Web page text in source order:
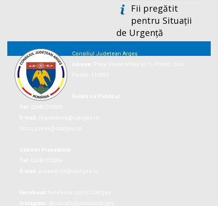
Fii pregătit
pentru Situații
de Urgență
Consiliul Județean Argeș